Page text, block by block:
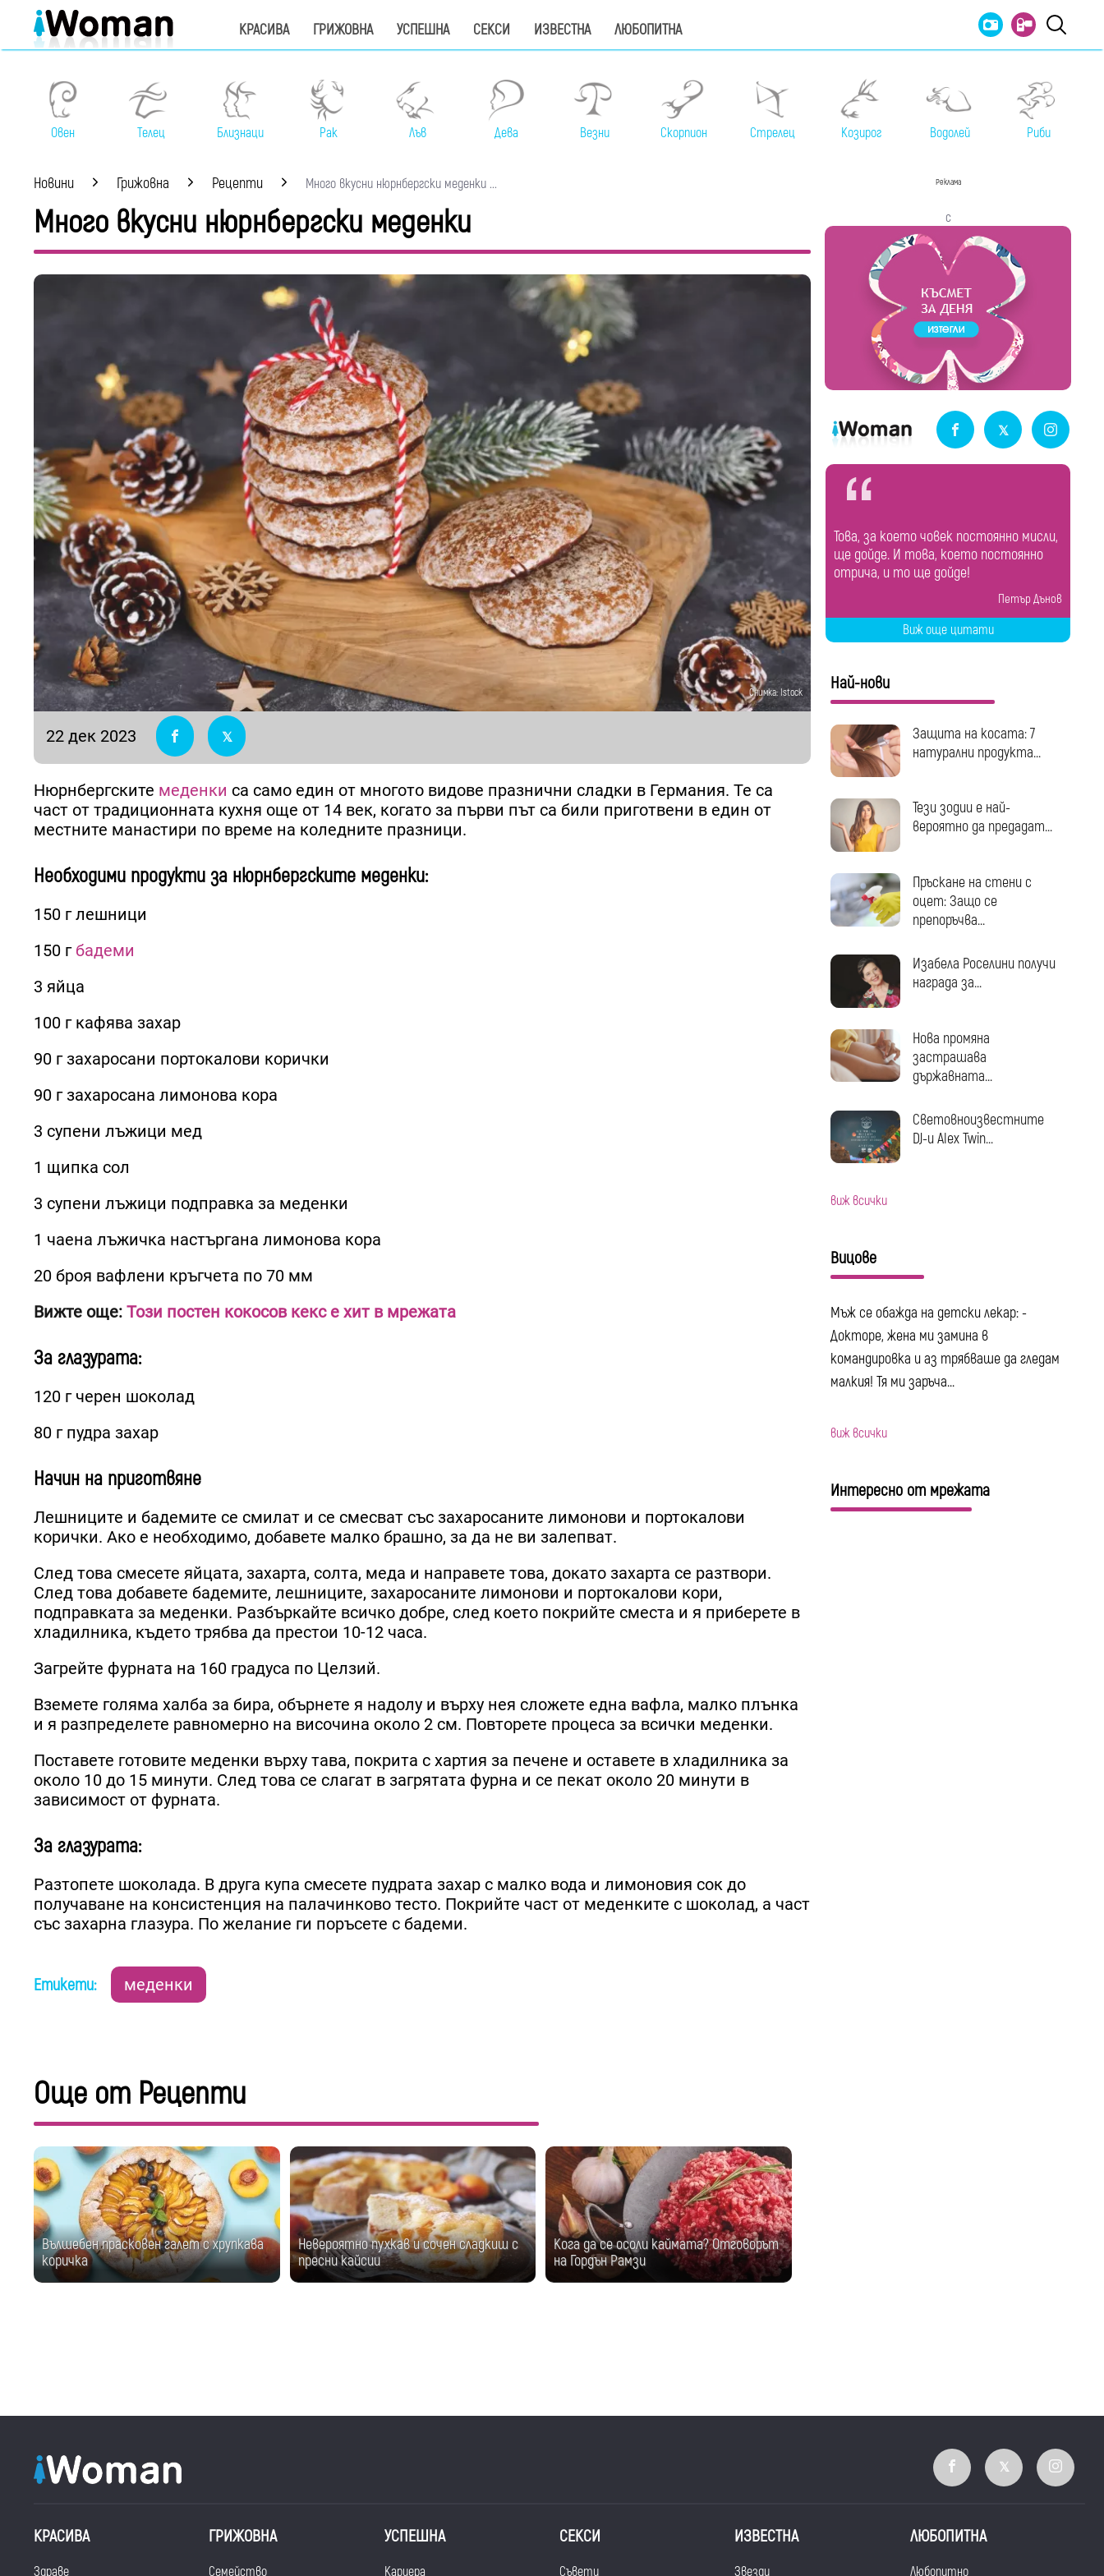
КРАСИВА ГРИЖОВНА УСПЕШНА СЕКСИ ИЗВЕСТНА ЛЮБОПИТНА
Овен Телец Близнаци Рак Лъв Дева Везни Скорпион Стрелец Козирог Водолей Риби
Новини Грижовна Рецепти Много вкусни нюрнбергски меденки ...
Много вкусни нюрнбергски меденки
Снимка: Istock
22 дек 2023
Нюрнбергските меденки са само един от многото видове празнични сладки в Германия. Те са
част от традиционната кухня още от 14 век, когато за първи път са били приготвени в един от
местните манастири по време на коледните празници.
Необходими продукти за нюрнбергските меденки:
150 г лешници
150 г бадеми
3 яйца
100 г кафява захар
90 г захаросани портокалови корички
90 г захаросана лимонова кора
3 супени лъжици мед
1 щипка сол
3 супени лъжици подправка за меденки
1 чаена лъжичка настъргана лимонова кора
20 броя вафлени кръгчета по 70 мм
Вижте още: Този постен кокосов кекс е хит в мрежата
За глазурата:
120 г черен шоколад
80 г пудра захар
Начин на приготвяне
Лешниците и бадемите се смилат и се смесват със захаросаните лимонови и портокалови
корички. Ако е необходимо, добавете малко брашно, за да не ви залепват.
След това смесете яйцата, захарта, солта, меда и направете това, докато захарта се разтвори.
След това добавете бадемите, лешниците, захаросаните лимонови и портокалови кори,
подправката за меденки. Разбъркайте всичко добре, след което покрийте сместа и я приберете в
хладилника, където трябва да престои 10-12 часа.
Загрейте фурната на 160 градуса по Целзий.
Вземете голяма халба за бира, обърнете я надолу и върху нея сложете една вафла, малко плънка
и я разпределете равномерно на височина около 2 см. Повторете процеса за всички меденки.
Поставете готовите меденки върху тава, покрита с хартия за печене и оставете в хладилника за
около 10 до 15 минути. След това се слагат в загрятата фурна и се пекат около 20 минути в
зависимост от фурната.
За глазурата:
Разтопете шоколада. В друга купа смесете пудрата захар с малко вода и лимоновия сок до
получаване на консистенция на палачинково тесто. Покрийте част от меденките с шоколад, а част
със захарна глазура. По желание ги поръсете с бадеми.
Етикети: меденки
Още от Рецепти
Вълшебен прасковен галет с хрупкава
коричка
Невероятно пухкав и сочен сладкиш с
пресни кайсии
Кога да се осоли каймата? Отговорът
на Гордън Рамзи
Реклама
с
Това, за което човек постоянно мисли,
ще дойде. И това, което постоянно
отрича, и то ще дойде!
Петър Дънов
Виж още цитати
Най-нови
Защита на косата: 7
натурални продукта...
Тези зодии е най-
вероятно да предадат...
Пръскане на стени с
оцет: Защо се
препоръчва...
Изабела Роселини получи
награда за...
Нова промяна
застрашава
държавната...
Световноизвестните
DJ-и Alex Twin...
виж всички
Вицове
Мъж се обажда на детски лекар: -
Докторе, жена ми замина в
командировка и аз трябваше да гледам
малкия! Тя ми заръча...
виж всички
Интересно от мрежата
КРАСИВА
Здраве
ГРИЖОВНА
Семейство
УСПЕШНА
Кариера
СЕКСИ
Съвети
ИЗВЕСТНА
Звезди
ЛЮБОПИТНА
Любопитно